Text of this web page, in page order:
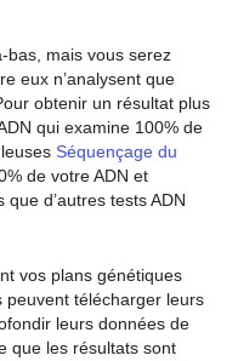
bas, mais vous serez
eux n’analysent que
obtenir un résultat plus
qui examine 100% de
Séquençage du
de votre ADN et
d’autres tests ADN
vos plans génétiques
peuvent télécharger leurs
leurs données de
que les résultats sont